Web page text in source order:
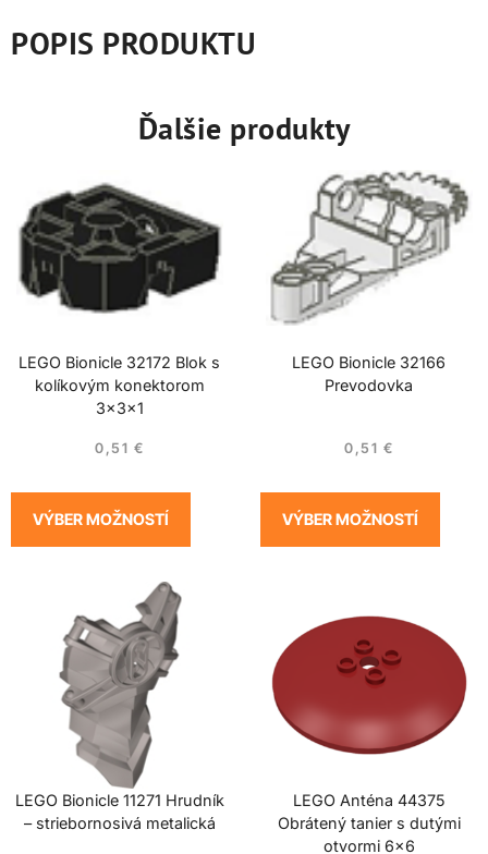
POPIS PRODUKTU
Ďalšie produkty
LEGO Bionicle 32172 Blok s
kolíkovým konektorom
3x3x1
0,51 €
VÝBER MOŽNOSTÍ
LEGO Bionicle 32166
Prevodovka
0,51 €
VÝBER MOŽNOSTÍ
LEGO Bionicle 11271 Hrudník
– striebornosivá metalická
LEGO Anténa 44375
Obrátený tanier s dutými
otvormi 6×6